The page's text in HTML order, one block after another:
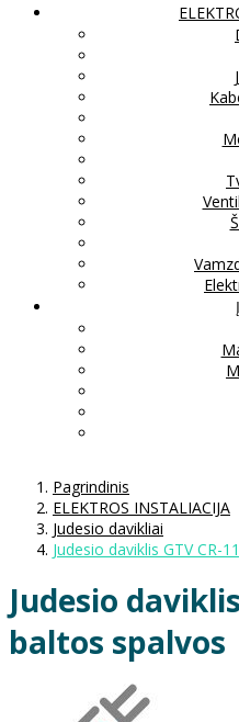
Pagrindinis
ELEKTROS INSTALIACIJA
Judesio davikliai
Judesio daviklis GTV CR-
Judesio
baltos spalvos